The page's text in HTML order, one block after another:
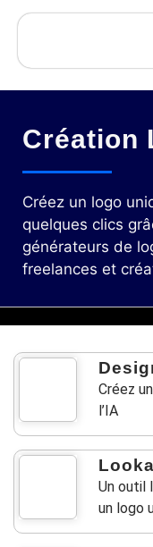
Création
Créez un logo
quelques clics
générateurs de
freelances et
Créez
l’IA
Looka
Un outil
un logo